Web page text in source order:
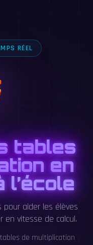
RÉEL
tables
en
l’école
pour aider les élèves
en vitesse de calcul.
de multiplication